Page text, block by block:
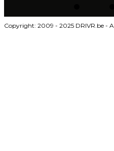
Copyright: 2009 - 2025 DRIVR.be -